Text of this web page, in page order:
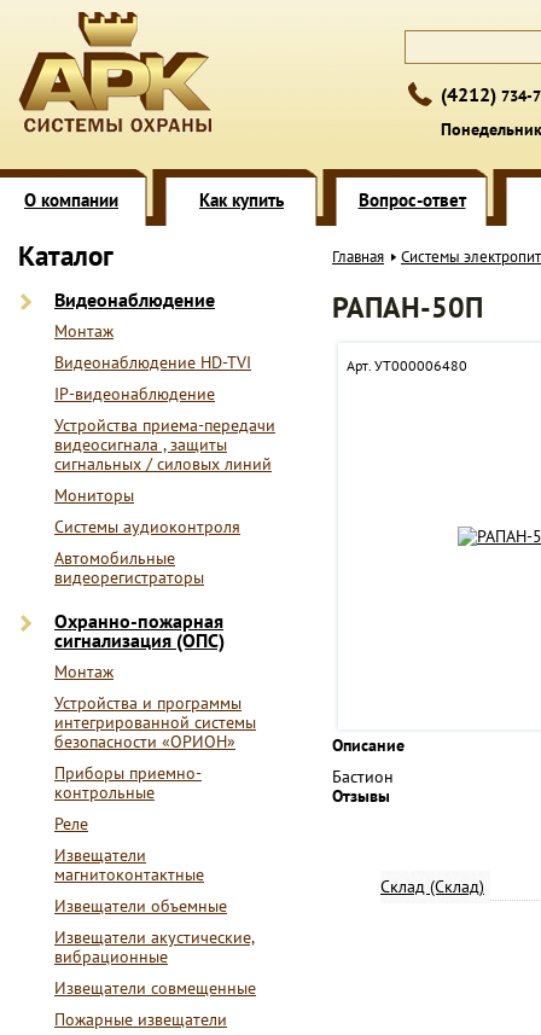
(4212) 734-
О компании Как купить Вопрос-ответ
Каталог
Видеонаблюдение
Монтаж
Видеонаблюдение HD-TVI
IP-видеонаблюдение
Устройства приема-передачи
видеосигнала , защиты
сигнальных / силовых линий
Мониторы
Системы аудиоконтроля
Автомобильные
видеорегистраторы
Охранно-пожарная
сигнализация (ОПС)
Монтаж
Устройства и программы
интегрированной системы
безопасности «ОРИОН»
Приборы приемно-
контрольные
Реле
Извещатели
магнитоконтактные
Извещатели объемные
Извещатели акустические,
вибрационные
Извещатели совмещенные
Пожарные извещатели
Главная Системы
РАПАН-50П
Арт. УТ000006480
Описание
Бастион
Отзывы
Склад (Склад)